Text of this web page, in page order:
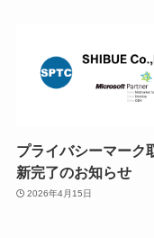
プライバシーマーク
新完了のお知らせ
2026年4月15日